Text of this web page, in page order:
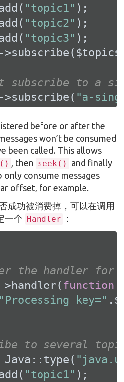
"topic1" );
"topic2" );
"topic3" );
to a
>subscribe(
"a-
before or after the
won’t be consumed
been called. This allows
, then seek() and finally
only consume messages
offset, for example.
成功被消费掉，可以在调用
一个 Handler ：
the handler for
>handler(
function
"Processing key="
to several
Java::type(
"topic1" );